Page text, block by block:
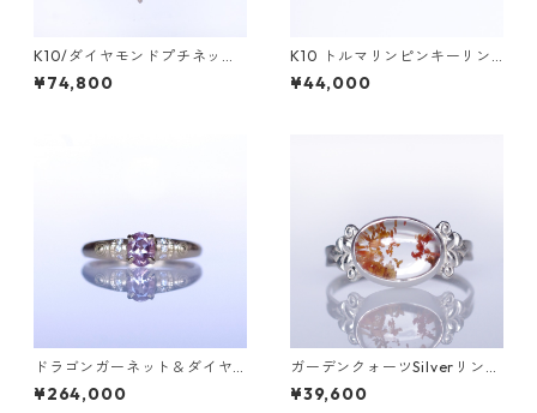
K10/ダイヤモンドプチネック
レス HASU(ハス)
¥74,800
K10 トルマリンピンキーリン
グ/BRAH(ブラフ)
¥44,000
ドラゴンガーネット＆ダイヤK
18リング FATA(ファタ）[F01
5]
¥264,000
ガーデンクォーツSilverリング
LINDEN(リンデン）[L009]
¥39,600